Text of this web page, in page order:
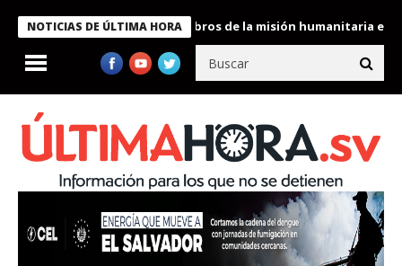
NOTICIAS DE ÚLTIMA HORA
Bukele condecora a miembros de la misión humanitaria enviada